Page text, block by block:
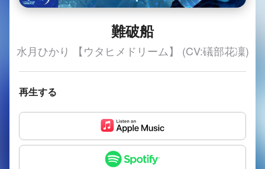
難破船
水月ひかり 【ウタヒメドリーム】 (CV:礒部花凜)
再生する